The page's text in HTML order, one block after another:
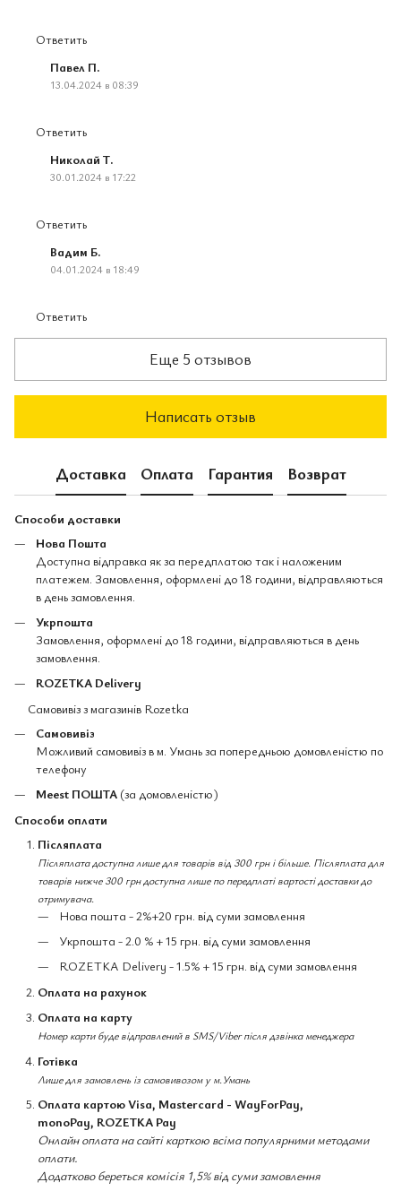
Ответить
Павел П.
13.04.2024 в 08:39
Ответить
Николай Т.
30.01.2024 в 17:22
Ответить
Вадим Б.
04.01.2024 в 18:49
Ответить
Еще 5 отзывов
Написать отзыв
Доставка Оплата Гарантия Возврат
Способи доставки
Нова Пошта
Доступна відправка як за передплатою так і наложеним
платежем. Замовлення, оформлені до 18 години, відправляються
в день замовлення.
Укрпошта
Замовлення, оформлені до 18 години, відправляються в день
замовлення.
ROZETKA Delivery
Самовивіз з магазинів Rozetka
Самовивіз
Можливий самовивіз в м. Умань за попередньою домовленістю по
телефону
Meest ПОШТА (за домовленістю)
Способи оплати
Післяплата
Післяплата доступна лише для товарів від 300 грн і більше. Післяплата для
товарів нижче 300 грн доступна лише по передплаті вартості доставки до
отримувача.
Нова пошта - 2%+20 грн. від суми замовлення
Укрпошта - 2.0 % + 15 грн. від суми замовлення
ROZETKA Delivery - 1.5% + 15 грн. від суми замовлення
Оплата на рахунок
Оплата на карту
Номер карти буде відправлений в SMS/Viber після дзвінка менеджера
Готівка
Лише для замовлень із самовивозом у м.Умань
Оплата картою Visa, Mastercard - WayForPay,
monoPay, ROZETKA Pay
Онлайн оплата на сайті карткою всіма популярними методами
оплати.
Додатково береться комісія 1,5% від суми замовлення